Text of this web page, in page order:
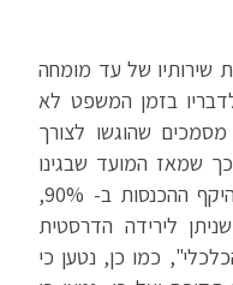
שירותיו של עד מומחה
בזמן המשפט לא
שהוגשו לצורך
שמאז המועד שבגינו
בוצעה הערכת השווי, הצטמצם היקף ההכנסות ב- 90%,
לירידה הדרסטית
כמו כן, נטען כי